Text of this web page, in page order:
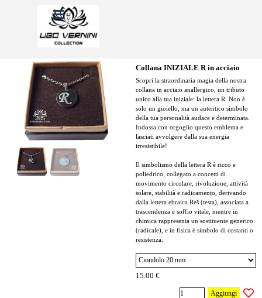
Salta menù
Collana INIZIALE R in acciaio
Scopri la straordinaria magia della nostra
collana in acciaio anallergico, un tributo
unico alla tua iniziale: la lettera R. Non è
solo un gioiello, ma un autentico simbolo
della tua personalità audace e determinata.
Indossa con orgoglio questo emblema e
lasciati avvolgere dalla sua energia
irresistibile!
Il simbolismo della lettera R è ricco e
poliedrico, collegato a concetti di
movimento circolare, rivoluzione, attività
solare, stabilità e radicamento, derivando
dalla lettera ebraica Reš (testa), associata a
trascendenza e soffio vitale, mentre in
chimica rappresenta un sostituente generico
(radicale), e in fisica è simbolo di costanti o
resistenza.
15.00 €
Aggiungi